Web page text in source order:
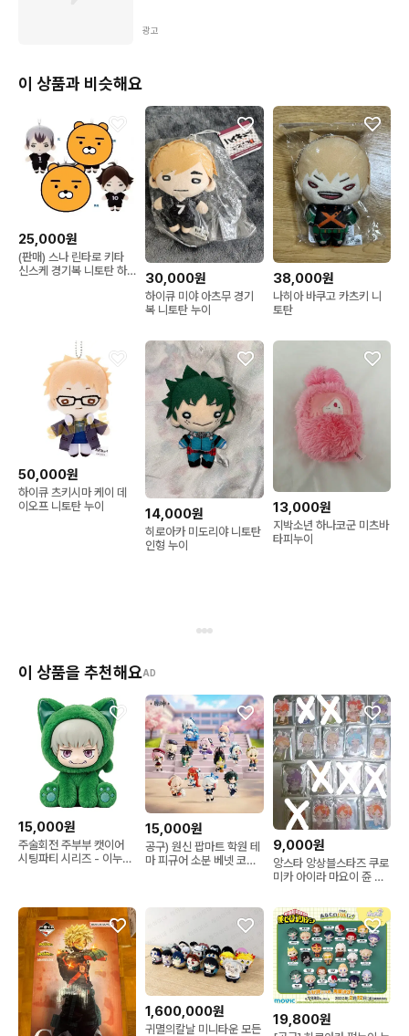
광고
이 상품과 비슷해요
25,000원
(판매) 스나 린타로 키타
신스케 경기복 니토탄 하
30,000원
하이큐 미야 아츠무 경기
복 니토탄 누이
38,000원
나히아 바쿠고 카츠키 니
토탄
50,000원
하이큐 츠키시마 케이 데
이오프 니토탄 누이
14,000원
히로아카 미도리야 니토탄
인형 누이
13,000원
지박소년 하나코군 미츠바
타피누이
이 상품을 추천해요AD
15,000원
주술회전 주부부 캣이어
시팅파티 시리즈 - 이누마
15,000원
공구) 원신 팝마트 학원 테
마 피규어 소분 베넷 코코
9,000원
앙스타 앙상블스타즈 쿠로
미카 아이라 마요이 쥰 카
메 아라시 코가 츠무기
1,600,000원
귀멸의칼날 미니타운 모든
19,800원